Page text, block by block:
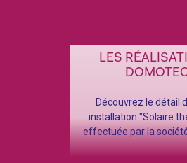
LES
Découvrez le détail
installation "Solaire
effectuée par la